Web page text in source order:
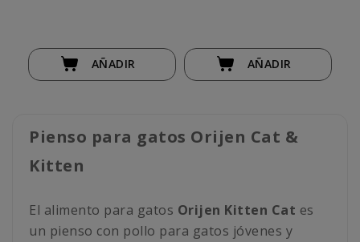
AÑADIR AÑADIR
Pienso para gatos Orijen Cat &
Kitten
El alimento para gatos Orijen Kitten Cat es
un pienso con pollo para gatos jóvenes y